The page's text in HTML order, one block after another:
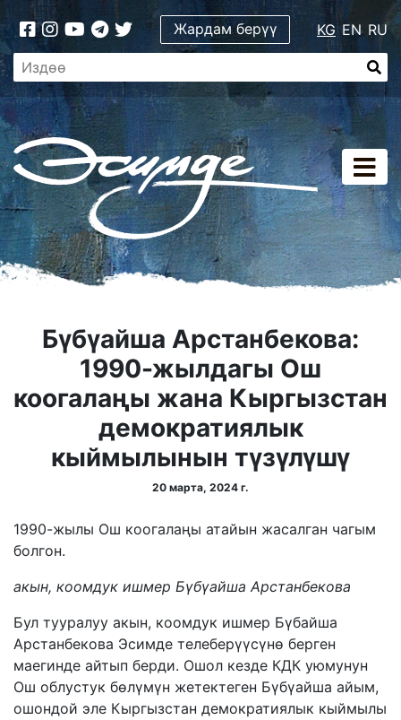
Жардам берүү KG EN RU
Бүбүайша Арстанбекова:
1990-жылдагы Ош
коогалаңы жана Кыргызстан
демократиялык
кыймылынын түзүлүшү
20 марта, 2024 г.
1990-жылы Ош коогалаңы атайын жасалган чагым
болгон.
акын, коомдук ишмер Бүбүайша Арстанбекова
Бул тууралуу акын, коомдук ишмер Бүбайша
Арстанбекова Эсимде телеберүүсүнө берген
маегинде айтып берди. Ошол кезде КДК уюмунун
Ош облустук бөлүмүн жетектеген Бүбүайша айым,
ошондой эле Кыргызстан демократиялык кыймылы